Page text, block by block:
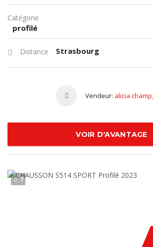
Catégorie
profilé
Distance Strasbourg
Vendeur: alicia
VOIR D'AVANTAGE
7